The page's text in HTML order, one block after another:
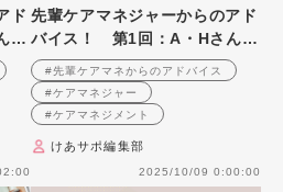
ド 先輩ケアマネジャーからのアド
バイス！ 第1回：A・Hさん
（居宅介護支援事業所（東京
都）・ケアマネジャー）前編
#先輩ケアマネからのアドバイス
#ケアマネジャー
#ケアマネジメント
けあサポ編集部
2025/10/09 0:00:00